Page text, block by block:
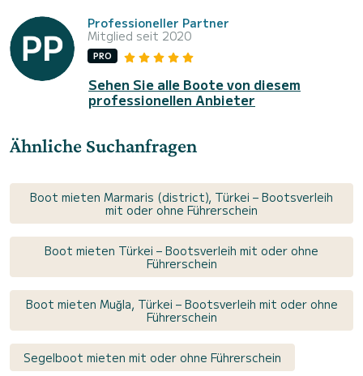
Professioneller Partner
Mitglied seit 2020
PRO
Sehen Sie alle Boote von diesem
professionellen Anbieter
Ähnliche Suchanfragen
Boot mieten Marmaris (district), Türkei – Bootsverleih
mit oder ohne Führerschein
Boot mieten Türkei – Bootsverleih mit oder ohne
Führerschein
Boot mieten Muğla, Türkei – Bootsverleih mit oder ohne
Führerschein
Segelboot mieten mit oder ohne Führerschein